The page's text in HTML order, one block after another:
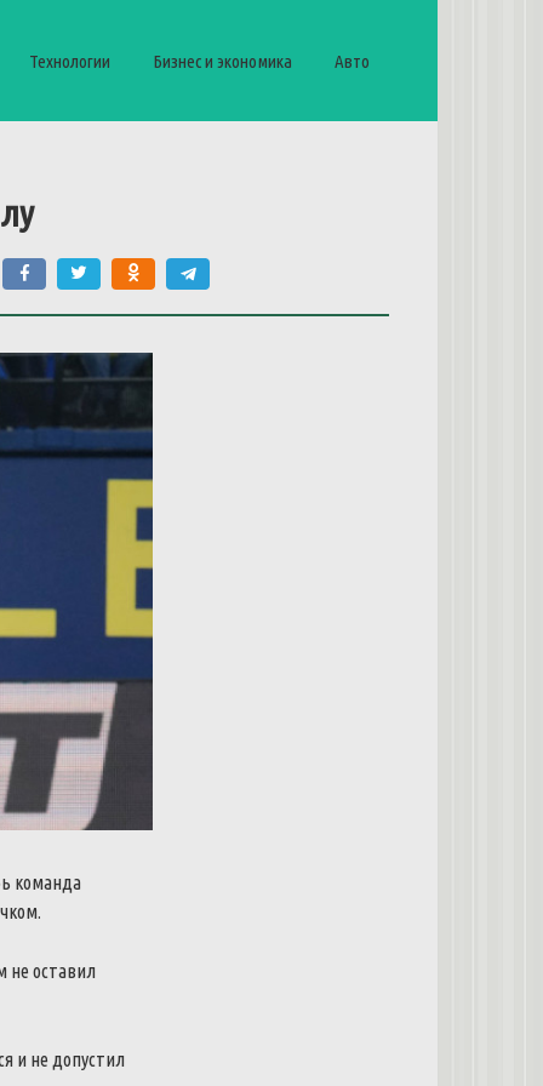
Технологии Бизнес и экономика Авто
команда
не оставил
и не допустил